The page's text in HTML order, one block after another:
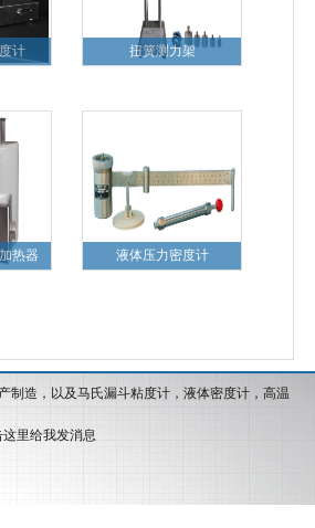
计 扭簧测力架
热器 液体压力密度计
制造，以及马氏漏斗粘度计，液体密度计，高温